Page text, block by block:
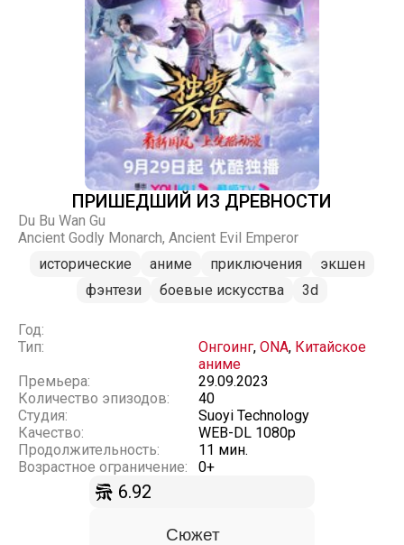
ПРИШЕДШИЙ ИЗ ДРЕВНОСТИ
Du Bu Wan Gu
Ancient Godly Monarch, Ancient Evil Emperor
исторические
аниме приключения
экшен
фэнтези
боевые искусства 3d
Год:
Тип:
Онгоинг, ONA, Китайское
аниме
Премьера:
29.09.2023
Количество эпизодов:
40
Студия:
Suoyi Technology
Качество:
WEB-DL 1080p
Продолжительность:
11 мин.
Возрастное ограничение:
0+
6.92
Сюжет